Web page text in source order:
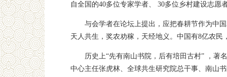
自全国的40多位专家学者、 30多位乡村建设志
与会学者在论坛上提出，应把春耕节作为中
天人共生，奖农劝稼，天经地义。中国有8亿农
历史上“先有南山书院，后有培田古村” ，著
中心主任张虎林、全球共生研究院总干事、南山